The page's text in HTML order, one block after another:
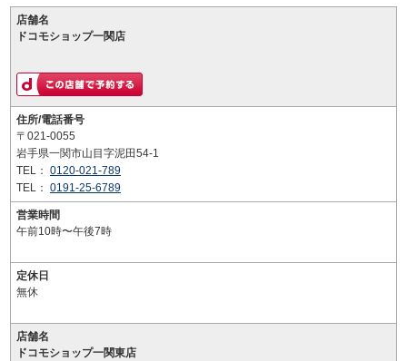
店舗名
ドコモショップ一関店
住所/電話番号
〒021-0055
岩手県一関市山目字泥田54-1
TEL： 0120-021-789
TEL： 0191-25-6789
営業時間
午前10時〜午後7時
定休日
無休
店舗名
ドコモショップ一関東店